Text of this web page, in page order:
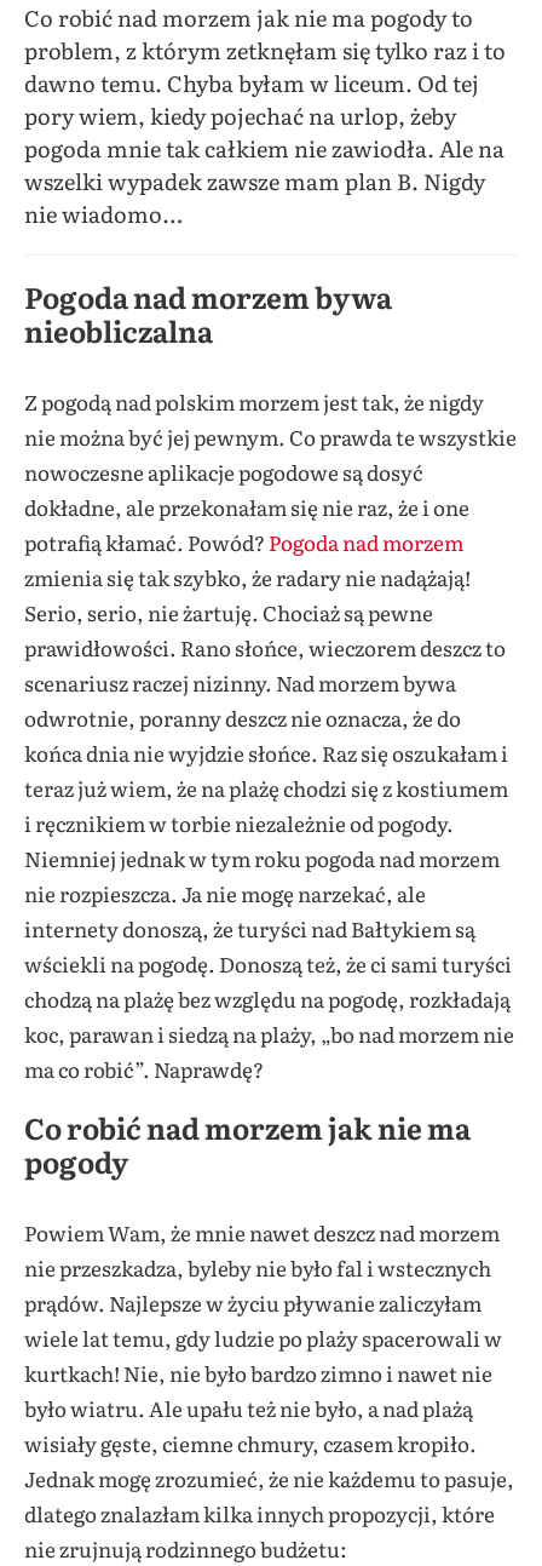
Co robić nad morzem jak nie ma pogody to
problem, z którym zetknęłam się tylko raz i to
dawno temu. Chyba byłam w liceum. Od tej
pory wiem, kiedy pojechać na urlop, żeby
pogoda mnie tak całkiem nie zawiodła. Ale na
wszelki wypadek zawsze mam plan B. Nigdy
nie wiadomo…
Pogoda nad morzem bywa
nieobliczalna
Z pogodą nad polskim morzem jest tak, że nigdy
nie można być jej pewnym. Co prawda te wszystkie
nowoczesne aplikacje pogodowe są dosyć
dokładne, ale przekonałam się nie raz, że i one
potrafią kłamać. Powód? Pogoda nad morzem
zmienia się tak szybko, że radary nie nadążają!
Serio, serio, nie żartuję. Chociaż są pewne
prawidłowości. Rano słońce, wieczorem deszcz to
scenariusz raczej nizinny. Nad morzem bywa
odwrotnie, poranny deszcz nie oznacza, że do
końca dnia nie wyjdzie słońce. Raz się oszukałam i
teraz już wiem, że na plażę chodzi się z kostiumem
i ręcznikiem w torbie niezależnie od pogody.
Niemniej jednak w tym roku pogoda nad morzem
nie rozpieszcza. Ja nie mogę narzekać, ale
internety donoszą, że turyści nad Bałtykiem są
wściekli na pogodę. Donoszą też, że ci sami turyści
chodzą na plażę bez względu na pogodę, rozkładają
koc, parawan i siedzą na plaży, „bo nad morzem nie
ma co robić”. Naprawdę?
Co robić nad morzem jak nie ma
pogody
Powiem Wam, że mnie nawet deszcz nad morzem
nie przeszkadza, byleby nie było fal i wstecznych
prądów. Najlepsze w życiu pływanie zaliczyłam
wiele lat temu, gdy ludzie po plaży spacerowali w
kurtkach! Nie, nie było bardzo zimno i nawet nie
było wiatru. Ale upału też nie było, a nad plażą
wisiały gęste, ciemne chmury, czasem kropiło.
Jednak mogę zrozumieć, że nie każdemu to pasuje,
dlatego znalazłam kilka innych propozycji, które
nie zrujnują rodzinnego budżetu: